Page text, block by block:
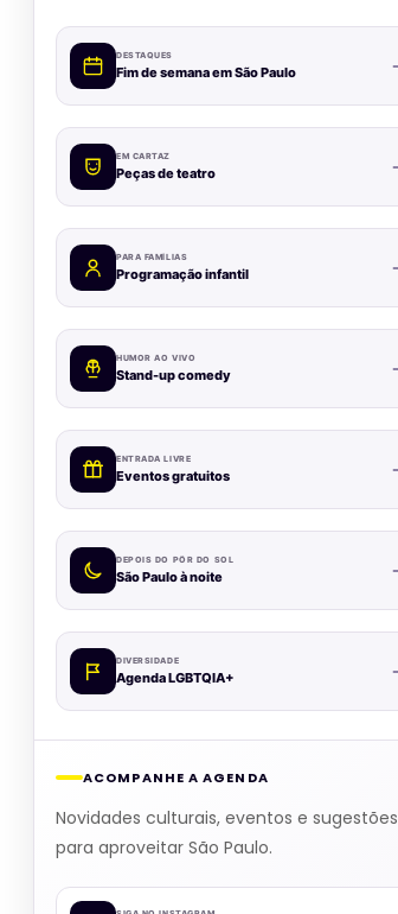
DESTAQUES
Fim de semana em São Paulo
EM CARTAZ
Peças de teatro
PARA FAMÍLIAS
Programação infantil
HUMOR AO VIVO
Stand-up comedy
ENTRADA LIVRE
Eventos gratuitos
DEPOIS DO PÔR DO SOL
São Paulo à noite
DIVERSIDADE
Agenda LGBTQIA+
ACOMPANHE A AGENDA
Novidades culturais, eventos e sugestões
para aproveitar São Paulo.